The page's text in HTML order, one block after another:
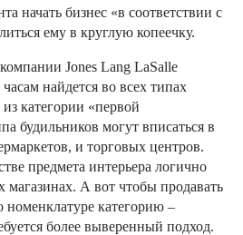
начать бизнес «в соответствии с
ему в круглую копеечку.
Jones Lang LaSalle
найдется во всех типах
категории «первой
будильников могут вписаться в
и торговых центров.
предмета интерьера логично
магазинах. А вот чтобы продавать
категорию –
более выверенный подход.